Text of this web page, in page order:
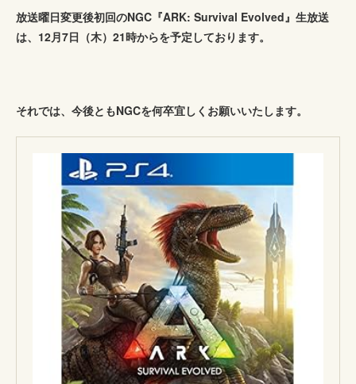
放送曜日変更後初回のNGC『ARK: Survival Evolved』生放送
は、12月7日（木）21時からを予定しております。
それでは、今後ともNGCを何卒宜しくお願いいたします。